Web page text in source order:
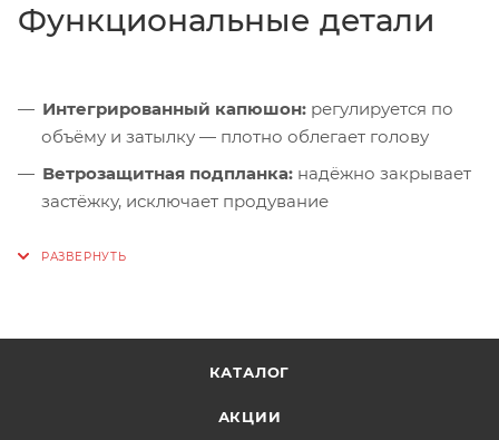
Функциональные детали
Интегрированный капюшон: регулируется по
объёму и затылку — плотно облегает голову
Ветрозащитная подпланка: надёжно закрывает
застёжку, исключает продувание
манжеты или фиксаторы — защита от ветра и
КАТАЛОГ
АКЦИИ